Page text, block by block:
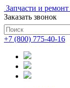
Запчасти и
Заказать звонок
+7 (800) 775-40-16